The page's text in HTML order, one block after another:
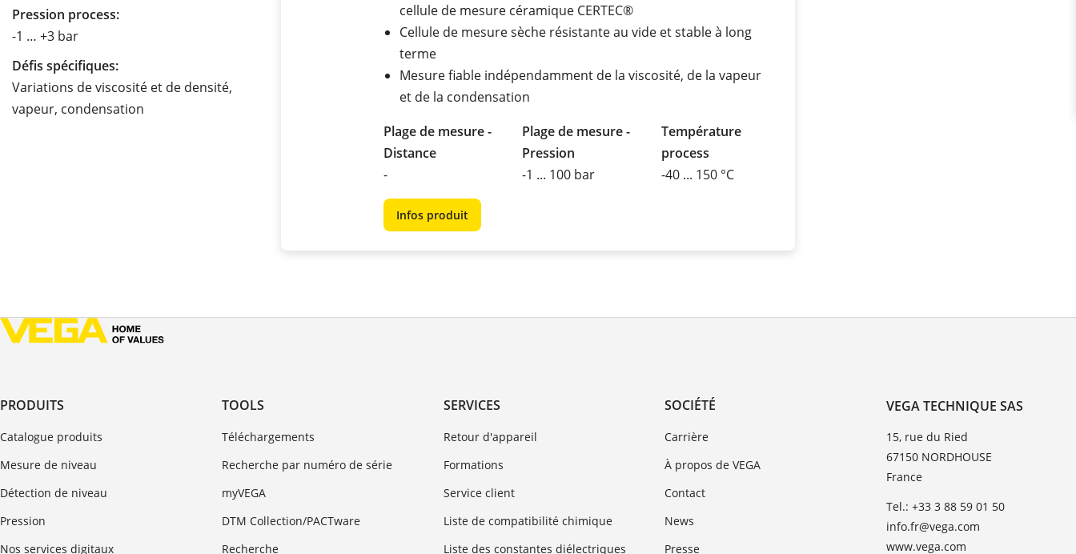
Pression process:
-1 … +3 bar
Défis spécifiques:
Variations de viscosité et de densité,
vapeur, condensation
cellule de mesure céramique CERTEC®
Cellule de mesure sèche résistante au vide et stable à long
terme
Mesure fiable indépendamment de la viscosité, de la vapeur
et de la condensation
Plage de mesure -
Distance
-
Plage de mesure -
Pression
-1 ... 100 bar
Température
process
-40 ... 150 °C
Infos produit
PRODUITS
Catalogue produits
Mesure de niveau
Détection de niveau
Pression
Nos services digitaux
TOOLS
Téléchargements
Recherche par numéro de série
myVEGA
DTM Collection/PACTware
Recherche
SERVICES
Retour d'appareil
Formations
Service client
Liste de compatibilité chimique
Liste des constantes diélectriques
SOCIÉTÉ
Carrière
À propos de VEGA
Contact
News
Presse
VEGA TECHNIQUE SAS
15, rue du Ried
67150 NORDHOUSE
France
Tel.: +33 3 88 59 01 50
info.fr@vega.com
www.vega.com